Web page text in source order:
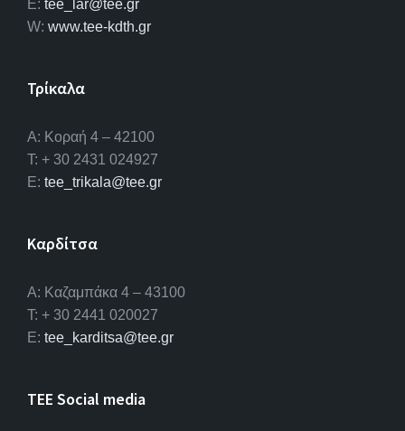
E: tee_lar@tee.gr
W: www.tee-kdth.gr
Τρίκαλα
Α: Κοραή 4 – 42100
T: + 30 2431 024927
E: tee_trikala@tee.gr
Καρδίτσα
Α: Καζαμπάκα 4 – 43100
T: + 30 2441 020027
E: tee_karditsa@tee.gr
TEE Social media